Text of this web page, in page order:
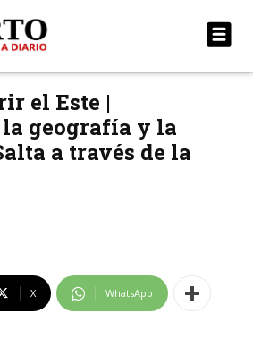
el Este |
geografía y la
a través de la
X WhatsApp